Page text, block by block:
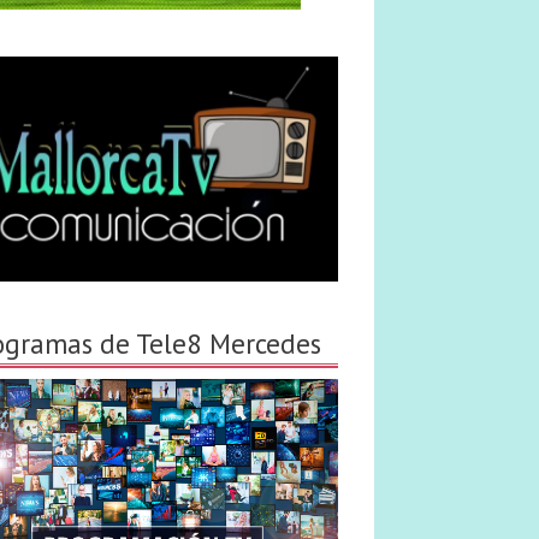
de Tele8 Mercedes